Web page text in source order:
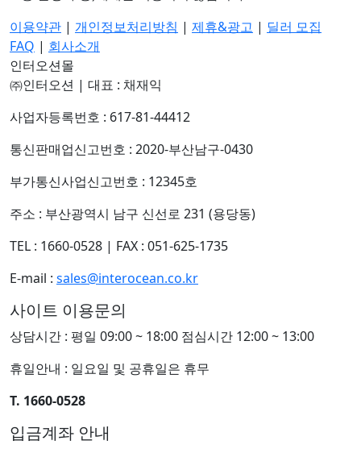
이용약관 | 개인정보처리방침 | 제휴&광고 | 딜러 모집
FAQ | 회사소개
인터오션몰
㈜인터오션 | 대표 : 채재익
사업자등록번호 : 617-81-44412
통신판매업신고번호 : 2020-부산남구-0430
부가통신사업신고번호 : 12345호
주소 : 부산광역시 남구 신선로 231 (용당동)
TEL : 1660-0528 | FAX : 051-625-1735
E-mail : sales@interocean.co.kr
사이트 이용문의
상담시간 : 평일 09:00 ~ 18:00 점심시간 12:00 ~ 13:00
휴일안내 : 일요일 및 공휴일은 휴무
T. 1660-0528
입금계좌 안내